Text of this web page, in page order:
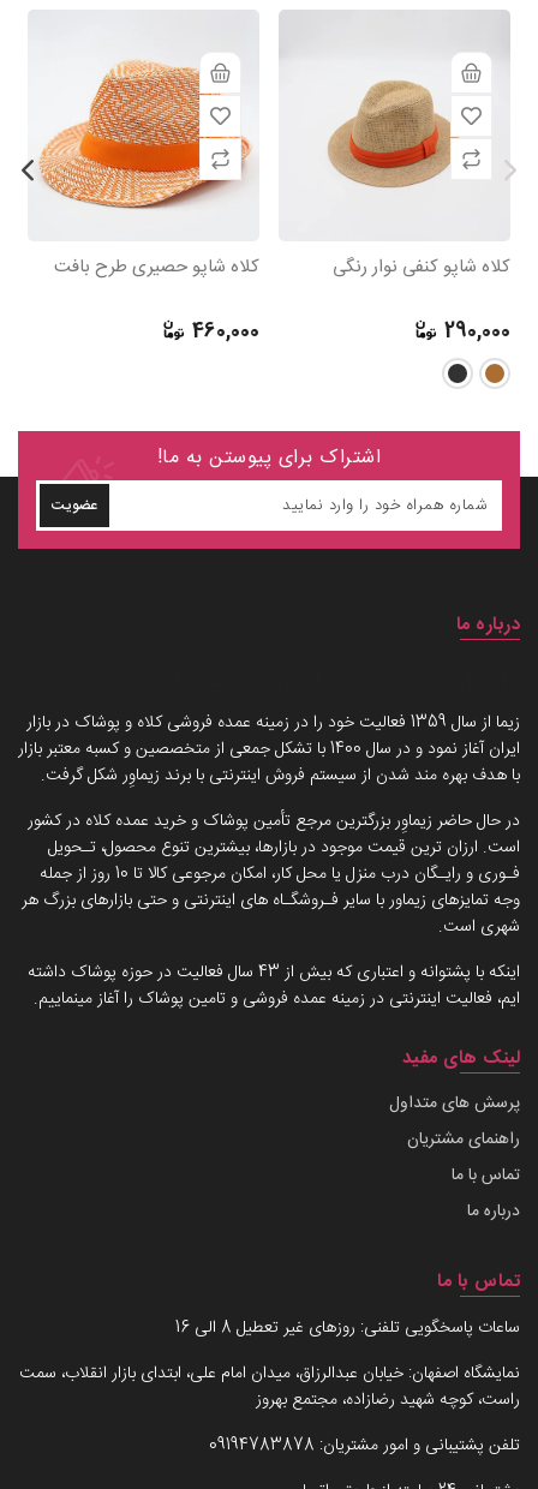
کلاه شاپو کنفی نوار رنگی
290,000
کلاه شاپو حصیری طرح بافت
460,000
اشتراک برای پیوستن به ما!
عضویت
درباره ما
زیما از سال 1359 فعالیت خود را در زمینه عمده فروشی کلاه و پوشاک در بازار
ایران آغاز نمود و در سال 1400 با تشکل جمعی از متخصصین و کسبه معتبر بازار
با هدف بهره مند شدن از سیستم فروش اینترنتی با برند زیماوِر شکل گرفت.
در حال حاضر زیماوِر بزرگترین مرجع تأمین پوشاک و خرید عمده کلاه در کشور
است. ارزان ترین قیمت موجود در بازارها، بیشترین تنوع محصول، تـحویل
فـوری و رایـگان درب منزل یا محل کار، امکان مرجوعی کالا تا 10 روز از جمله
وجه تمایزهای زیماور با سایر فـروشگـاه های اینترنتی و حتی بازارهای بزرگ هر
شهری است.
اینکه با پشتوانه و اعتباری که بیش از 43 سال فعالیت در حوزه پوشاک داشته
ایم، فعالیت اینترنتی در زمینه عمده فروشی و تامین پوشاک را آغاز مینماییم.
لینک های مفید
پرسش های متداول
راهنمای مشتریان
تماس با ما
درباره ما
تماس با ما
ساعات پاسخگویی تلفنی: روزهای غیر تعطیل 8 الی 16
نمایشگاه اصفهان: خیابان عبدالرزاق، میدان امام علی، ابتدای بازار انقلاب، سمت
راست، کوچه شهید رضازاده، مجتمع بهروز
تلفن پشتیبانی و امور مشتریان: 09194783878